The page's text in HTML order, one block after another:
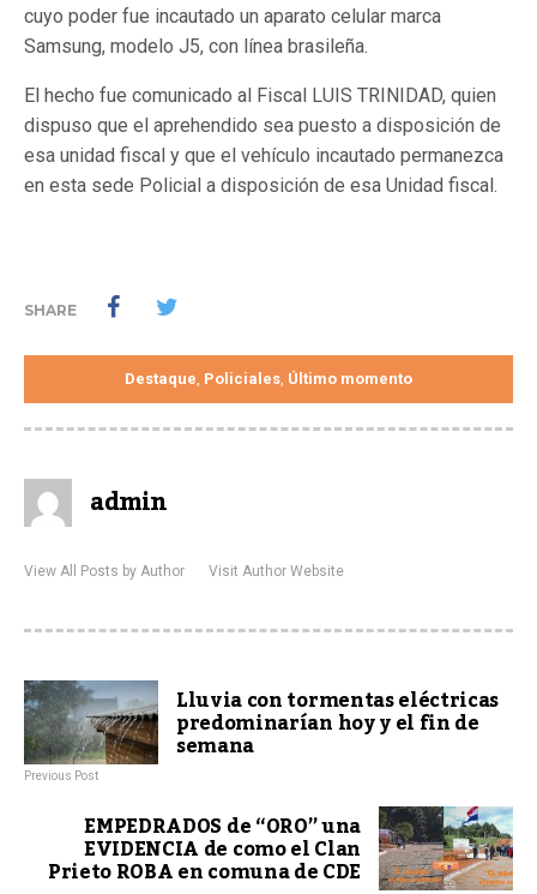
cuyo poder fue incautado un aparato celular marca
Samsung, modelo J5, con línea brasileña.
El hecho fue comunicado al Fiscal LUIS TRINIDAD, quien
dispuso que el aprehendido sea puesto a disposición de
esa unidad fiscal y que el vehículo incautado permanezca
en esta sede Policial a disposición de esa Unidad fiscal.
SHARE
Destaque, Policiales, Último momento
admin
View All Posts by Author Visit Author Website
Lluvia con tormentas eléctricas
predominarían hoy y el fin de
semana
Previous Post
EMPEDRADOS de “ORO” una
EVIDENCIA de como el Clan
Prieto ROBA en comuna de CDE